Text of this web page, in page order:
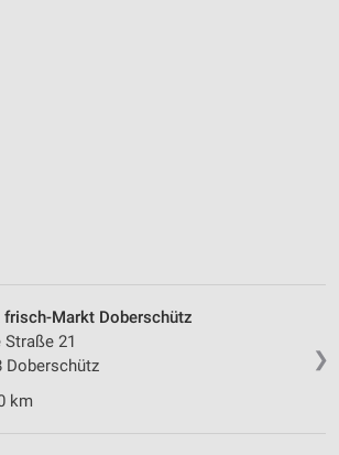
❯
frisch-Markt Doberschütz
Straße 21
Doberschütz
km